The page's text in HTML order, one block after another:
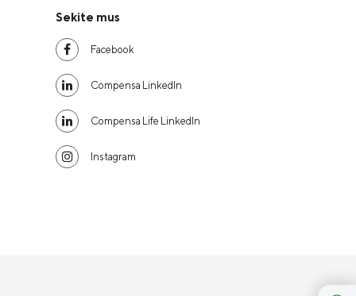
Sekite mus
Facebook
Compensa LinkedIn
Compensa Life LinkedIn
Instagram